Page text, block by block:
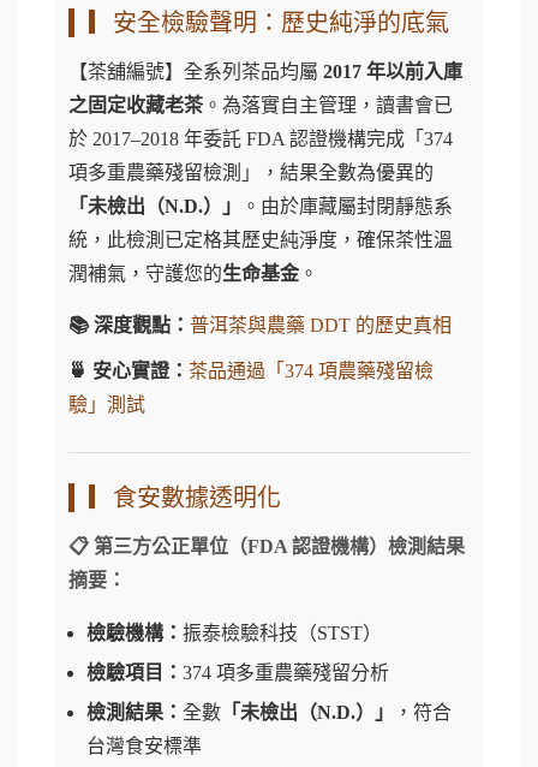
▎安全檢驗聲明：歷史純淨的底氣
【茶舖編號】全系列茶品均屬 2017 年以前入庫
之固定收藏老茶。為落實自主管理，讀書會已
於 2017–2018 年委託 FDA 認證機構完成「374
項多重農藥殘留檢測」，結果全數為優異的
「未檢出（N.D.）」
。由於庫藏屬封閉靜態系
統，此檢測已定格其歷史純淨度，確保茶性溫
潤補氣，守護您的生命基金 。
📚 深度觀點： 普洱茶與農藥 DDT 的歷史真相
🍵 安心實證： 茶品通過「374 項農藥殘留檢
驗」測試
▎食安數據透明化
📋 第三方公正單位（FDA 認證機構）檢測結果
摘要：
檢驗機構： 振泰檢驗科技（STST）
檢驗項目： 374 項多重農藥殘留分析
檢測結果： 全數 「未檢出（N.D.）」
，符合
台灣食安標準